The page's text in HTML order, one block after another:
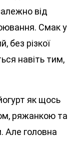
від
Смак у
без різкої
навіть тим,
як щось
ряжанкою та
Але головна